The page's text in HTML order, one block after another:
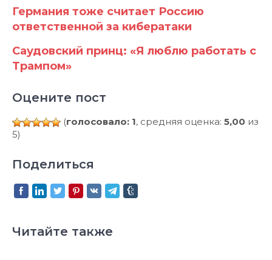
Германия тоже считает Россию
ответственной за кибератаки
Саудовский принц: «Я люблю работать с
Трампом»
Оцените пост
(голосовало: 1, средняя оценка: 5,00 из
5)
Поделиться
Читайте также